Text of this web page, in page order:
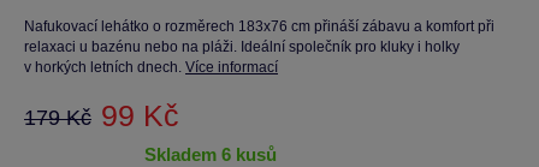
Nafukovací lehátko o rozměrech 183x76 cm přináší zábavu a komfort při
relaxaci u bazénu nebo na pláži. Ideální společník pro kluky i holky
v horkých letních dnech. Více informací
179 Kč 99 Kč
skladem 6 kusů